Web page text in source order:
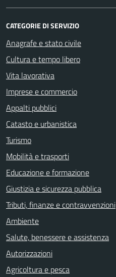
CATEGORIE DI SERVIZIO
Anagrafe e stato civile
Cultura e tempo libero
Vita lavorativa
Imprese e commercio
Appalti pubblici
Catasto e urbanistica
Turismo
Mobilità e trasporti
Educazione e formazione
Giustizia e sicurezza pubblica
Tributi, finanze e contravvenzioni
Ambiente
Salute, benessere e assistenza
Autorizzazioni
Agricoltura e pesca